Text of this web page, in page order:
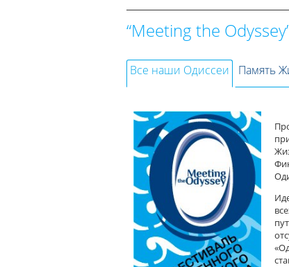
“Meeting the
Все наши Одиссеи Память